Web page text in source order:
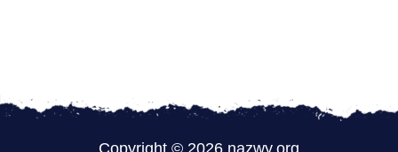
Copyright © 2026 nazwy.org